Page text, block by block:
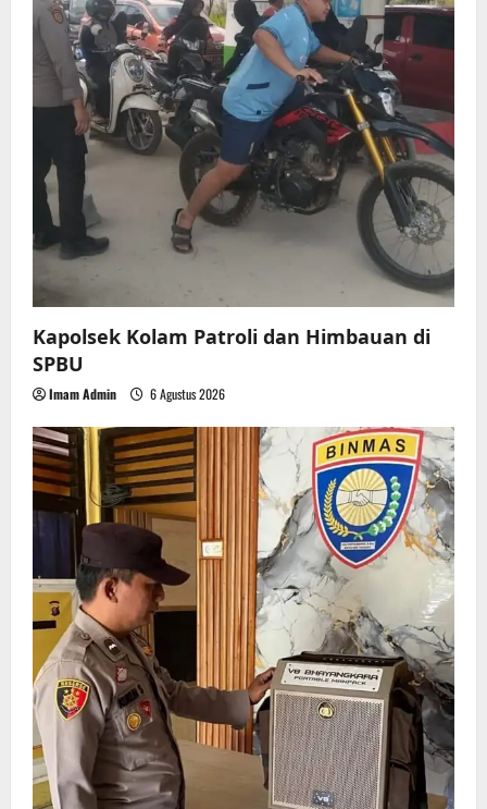
o
Kapolsek Kolam Patroli dan Himbauan di
SPBU
Imam Admin 6 Agustus 2026